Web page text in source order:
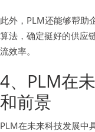
此外，PLM还能够帮助
算法，确定挺好的供应
流效率。
4、PLM在
和前景
PLM在未来科技发展中